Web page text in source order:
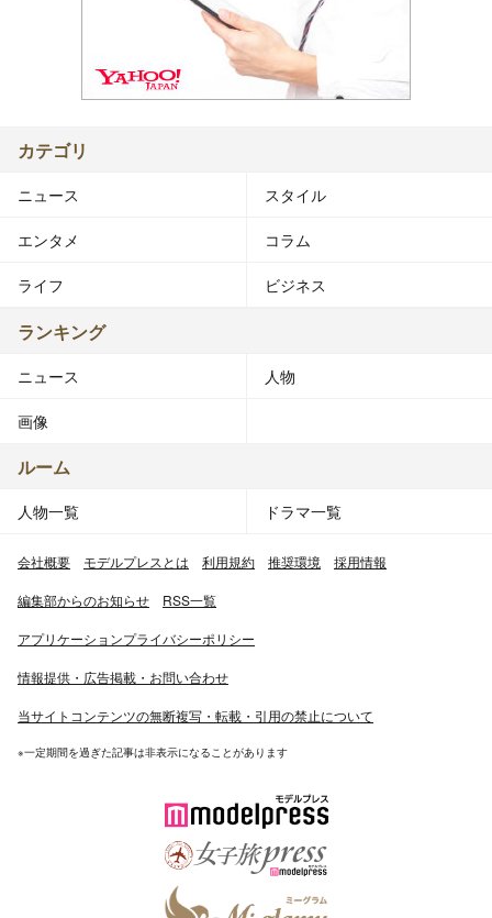
カテゴリ
ニュース スタイル
エンタメ コラム
ライフ ビジネス
ランキング
ニュース 人物
画像
ルーム
人物一覧 ドラマ一覧
会社概要 モデルプレスとは 利用規約 推奨環境 採用情報
編集部からのお知らせ RSS一覧
アプリケーションプライバシーポリシー
情報提供・広告掲載・お問い合わせ
当サイトコンテンツの無断複写・転載・引用の禁止について
※一定期間を過ぎた記事は非表示になることがあります